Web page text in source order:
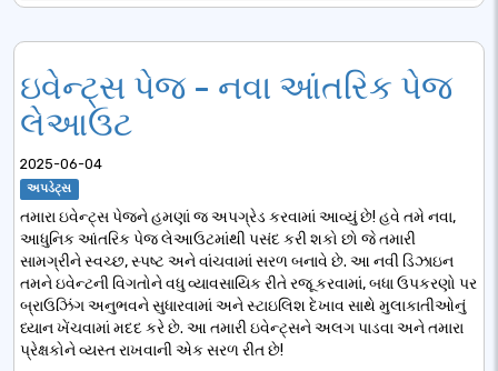
ઇવેન્ટ્સ પેજ - નવા આંતરિક પેજ
લેઆઉટ
2025-06-04
અપડેટ્સ
તમારા ઇવેન્ટ્સ પેજને હમણાં જ અપગ્રેડ કરવામાં આવ્યું છે! હવે તમે નવા,
આધુનિક આંતરિક પેજ લેઆઉટમાંથી પસંદ કરી શકો છો જે તમારી
સામગ્રીને સ્વચ્છ, સ્પષ્ટ અને વાંચવામાં સરળ બનાવે છે. આ નવી ડિઝાઇન
તમને ઇવેન્ટની વિગતોને વધુ વ્યાવસાયિક રીતે રજૂ કરવામાં, બધા ઉપકરણો પર
બ્રાઉઝિંગ અનુભવને સુધારવામાં અને સ્ટાઇલિશ દેખાવ સાથે મુલાકાતીઓનું
ધ્યાન ખેંચવામાં મદદ કરે છે. આ તમારી ઇવેન્ટ્સને અલગ પાડવા અને તમારા
પ્રેક્ષકોને વ્યસ્ત રાખવાની એક સરળ રીત છે!